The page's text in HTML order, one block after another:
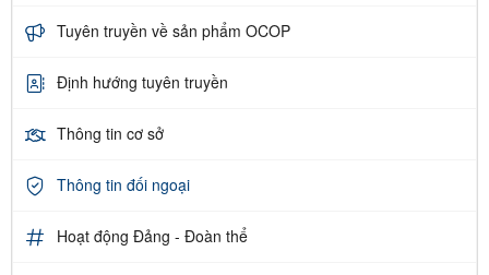
Tuyên truyền về sản phẩm OCOP
Định hướng tuyên truyền
Thông tin cơ sở
Thông tin đối ngoại
Hoạt động Đảng - Đoàn thể